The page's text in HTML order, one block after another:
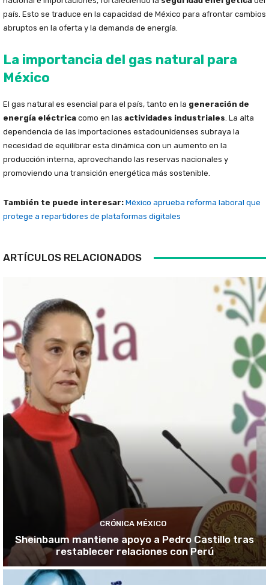
país. Esto se traduce en la capacidad de México para afrontar cambios
abruptos en la oferta y la demanda de energía.
La importancia del gas natural para
México
El gas natural es esencial para el país, tanto en la generación de
energía eléctrica como en las actividades industriales. La alta
dependencia de las importaciones estadounidenses subraya la
necesidad de equilibrar esta dinámica con un aumento en la
producción interna, aprovechando las reservas nacionales y
promoviendo una transición energética más sostenible.
También te puede interesar: México aprueba reforma laboral que
protege a repartidores de plataformas digitales
ARTÍCULOS RELACIONADOS
CRÓNICA MÉXICO
Sheinbaum mantiene apoyo a Pedro Castillo tras
restablecer relaciones con Perú